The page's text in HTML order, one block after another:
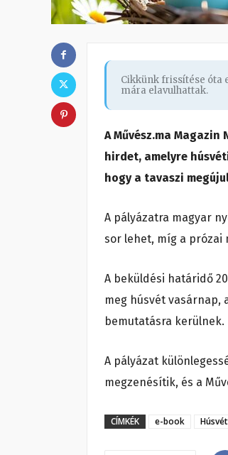
Cikkünk frissítése óta
mára elavulhattak.
A Művész.ma
hirdet, amelyre
hogy a tavaszi
A pályázatra magyar
sor lehet, míg a prózai
A beküldési határidő
meg húsvét vasárnap,
bemutatásra kerülnek.
A pályázat
megzenésítik, és a
CÍMKÉK e-book Húsvét